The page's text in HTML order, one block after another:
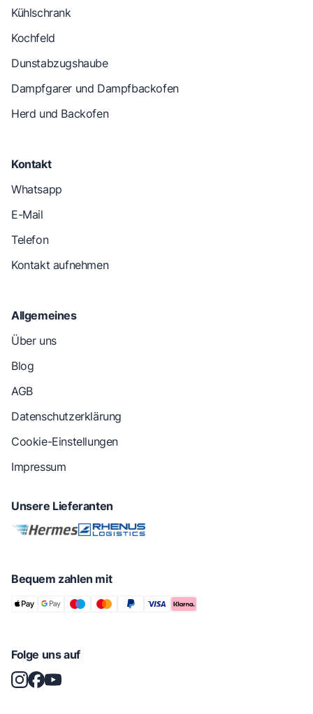
Kühlschrank
Kochfeld
Dunstabzugshaube
Dampfgarer und Dampfbackofen
Herd und Backofen
Kontakt
Whatsapp
E-Mail
Telefon
Kontakt aufnehmen
Allgemeines
Über uns
Blog
AGB
Datenschutzerklärung
Cookie-Einstellungen
Impressum
Unsere Lieferanten
Bequem zahlen mit
Folge uns auf